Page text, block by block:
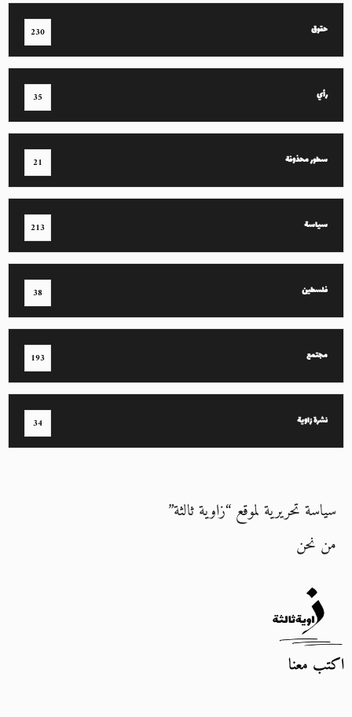
حقوق 230
رأي 35
سطور محذوفة 21
سياسة 213
فلسطين 38
مجتمع 193
نشرة زاوية 34
سياسة تحريرية لموقع “زاوية ثالثة”
من نحن
اكتب معنا